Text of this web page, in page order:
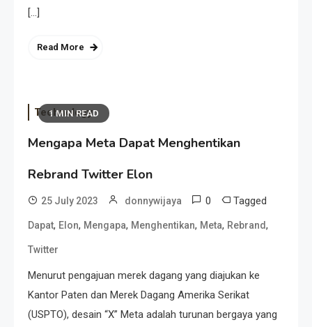
[…]
Read More
1 MIN READ
Technology
Mengapa Meta Dapat Menghentikan
Rebrand Twitter Elon
25 July 2023 donnywijaya 0 Tagged
Dapat, Elon, Mengapa, Menghentikan, Meta, Rebrand,
Twitter
Menurut pengajuan merek dagang yang diajukan ke
Kantor Paten dan Merek Dagang Amerika Serikat
(USPTO), desain “X” Meta adalah turunan bergaya yang